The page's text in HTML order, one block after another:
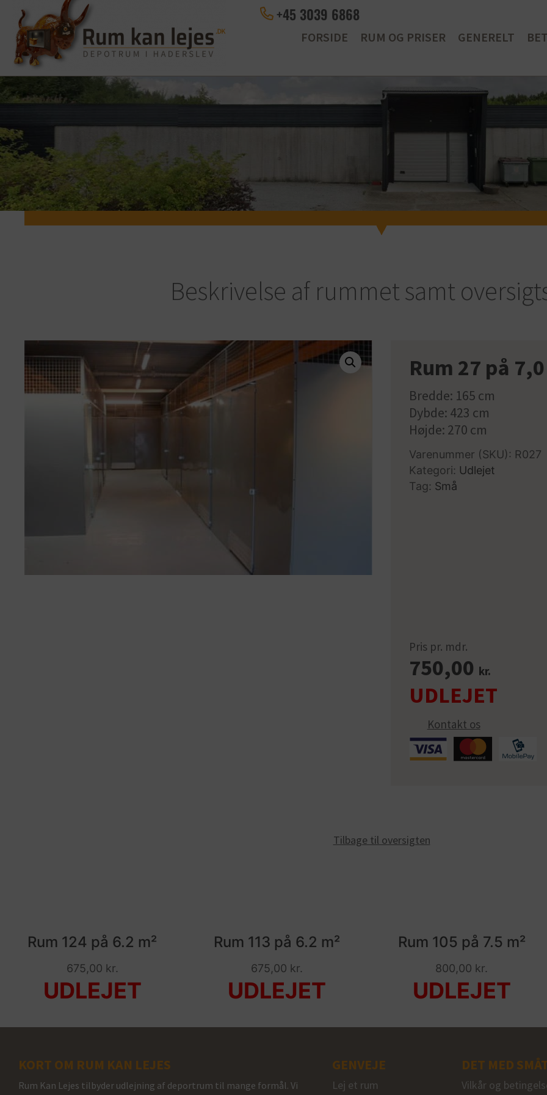
+45 3039 6868
FORSIDE RUM OG PRISER GENERELT
Beskrivelse af rummet samt
Rum 27 på
Bredde: 165 cm
Dybde: 423 cm
Højde: 270 cm
Varenummer (SKU): R027
Kategori: Udlejet
Tag: Små
Pris pr. mdr.
750,00 kr.
Kontakt os
Tilbage til oversigten
Rum 124 på 6.2 m²
675,00 kr.
Rum 113 på 6.2 m²
675,00 kr.
Rum 105 på 7.5 m²
800,00 kr.
KORT OM RUM KAN LEJES
Rum Kan Lejes tilbyder udlejning af deportrum til mange formål. Vi
GENVEJE
Lej et rum
DET MED
Vilkår og